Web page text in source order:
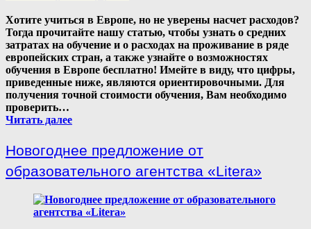
Хотите учиться в Европе, но не уверены насчет расходов?
Тогда прочитайте нашу статью, чтобы узнать о средних
затратах на обучение и о расходах на проживание в ряде
европейских стран, а также узнайте о возможностях
обучения в Европе бесплатно! Имейте в виду, что цифры,
приведенные ниже, являются ориентировочными. Для
получения точной стоимости обучения, Вам необходимо
проверить…
Читать далее
Новогоднее предложение от
образовательного агентства «Litera»